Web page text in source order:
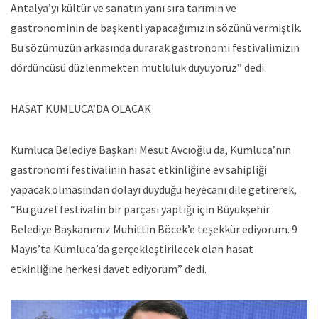
Antalya’yı kültür ve sanatın yanı sıra tarımın ve
gastronominin de başkenti yapacağımızın sözünü vermiştik.
Bu sözümüzün arkasında durarak gastronomi festivalimizin
dördüncüsü düzlenmekten mutluluk duyuyoruz” dedi.
HASAT KUMLUCA’DA OLACAK
Kumluca Belediye Başkanı Mesut Avcıoğlu da, Kumluca’nın
gastronomi festivalinin hasat etkinliğine ev sahipliği
yapacak olmasından dolayı duyduğu heyecanı dile getirerek,
“Bu güzel festivalin bir parçası yaptığı için Büyükşehir
Belediye Başkanımız Muhittin Böcek’e teşekkür ediyorum. 9
Mayıs’ta Kumluca’da gerçekleştirilecek olan hasat
etkinliğine herkesi davet ediyorum” dedi.